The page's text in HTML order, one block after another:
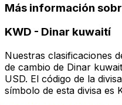
Más información
KWD - Dinar kuwaití
Nuestras clasificaciones
de cambio de Dinar
USD. El código de la
símbolo de esta divisa es